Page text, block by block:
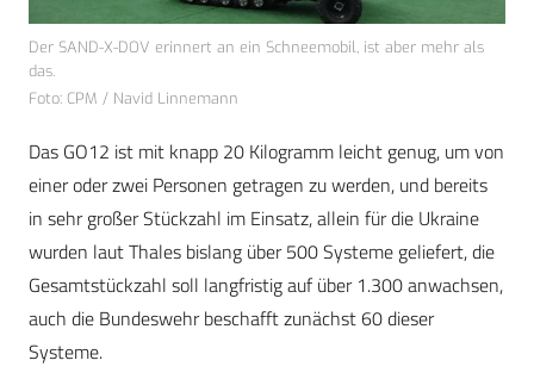
Der SAND-X-DOV erinnert an ein Schneemobil, ist aber mehr als
das.
Foto: CPM / Navid Linnemann
Das GO12 ist mit knapp 20 Kilogramm leicht genug, um von
einer oder zwei Personen getragen zu werden, und bereits
in sehr großer Stückzahl im Einsatz, allein für die Ukraine
wurden laut Thales bislang über 500 Systeme geliefert, die
Gesamtstückzahl soll langfristig auf über 1.300 anwachsen,
auch die Bundeswehr beschafft zunächst 60 dieser
Systeme.